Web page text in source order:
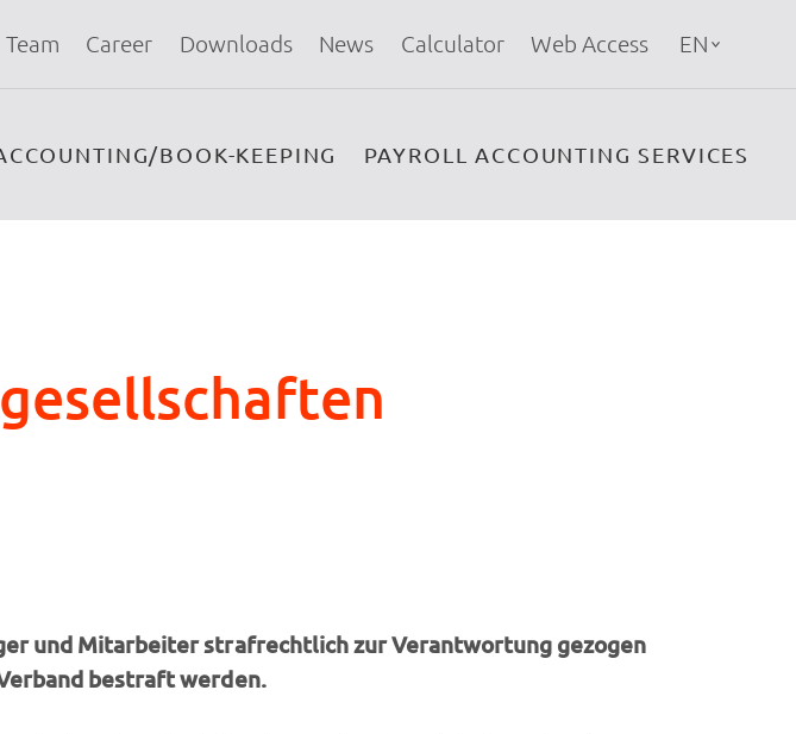
Team Career Downloads News Calculator Web Access EN
BOOK-KEEPING PAYROLL ACCOUNTING SERVICES
und Mitarbeiter strafrechtlich zur Verantwortung gezogen
bestraft werden.